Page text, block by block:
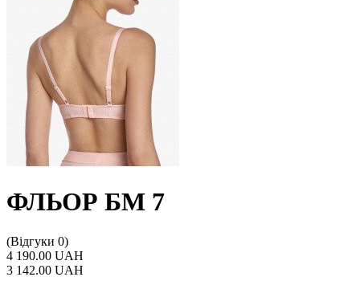
ФЛЬОР БМ 7
(Відгуки 0)
4 190.00 UAH
3 142.00 UAH